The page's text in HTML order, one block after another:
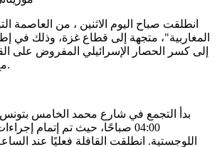
انطلقت صباح اليوم الاثنين ، من العاصمة
المغاربية"، متجهة إلى قطاع غزة، وذلك في
إلى كسر الحصار الإسرائيلي المفروض على
مع الشعب الفلسطيني.
بدأ التجمع في شارع محمد الخامس
04:00 صباحًا، حيث تم إتمام